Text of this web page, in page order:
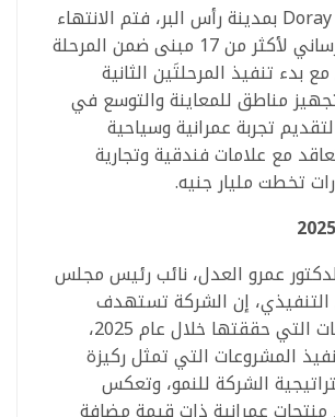
أما مشروع Doray Bay بمدينة رأس البر، فتم الانتهاء
من الهيكل الخرساني لأكثر من 17 مبنى ضمن المرحلة
مع بدء تنفيذ المرحلتَين الثانية
تجهيز مناطق للمعاينة والتوسع في
تجربة عمرانية وسياحية
مع علامات فندقية وتجارية
تخطت مليار جنيه.
عمرو العدل، نائب رئيس مجلس
التنفيذي، إن الشركة تستهدف
استكمال النجاحات التي حققتها خلال عام 2025،
المشروعات التي تمثل ركيزة
الشركة للنمو، وتعكس